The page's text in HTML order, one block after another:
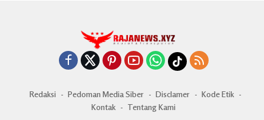
Redaksi Pedoman Media Siber Disclamer
Kode Etik
Kontak
Tentang Kami